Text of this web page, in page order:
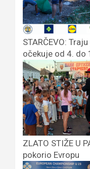
STARČEVO:
očekuje od 4. do
ZLATO STIŽE U
pokorio Evropu